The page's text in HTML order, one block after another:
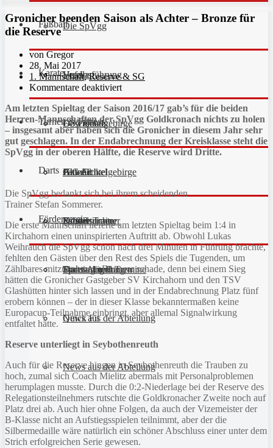
Die SpVgg
Vereinsführung
Geschichte
Fan-Artikel
Partner
Sportanlagen
Hefdla
Downloads
Galerie
Fußball
FC Fichtelgebirge
JFG Fichtelgebirge
Schiedsrichter
Karate
Aktuell
Unsere Trainer
Training und Termine
Turnen & Fitness
Kinderturnen
Fitness für Frauen
Quick Fit
News aus der Abteilung
Darts
Darts-Abteilung
News aus der Abteilung
Förderverein
Gronicher beenden Saison als Achter – Bronze für
die Reserve
von Gregor
28. Mai 2017
1. Mannschaft,Reserve & SG
Kommentare deaktiviert
Am letzten Spieltag der Saison 2016/17 gab’s für die beiden
Herren-Mannschaften der SpVgg Goldkronach nichts zu holen
– insgesamt aber haben sich die Gronicher in diesem Jahr sehr
gut geschlagen. In der Endabrechnung der Kreisklasse steht die
SpVgg in der oberen Hälfte, die Reserve wird Dritte.
Die SpVgg bedankt sich bei ihrem scheidenden
Trainer Stefan Sommerer.
Die erste Mannschaft lieferte am letzten Spieltag beim 1:4 in
Kirchahorn einen uninspirierten Auftritt ab. Obwohl Lukas
Weihrauch die SpVgg schon nach drei Minuten in Führung brachte,
fehlten den Gästen über den Rest des Spiels die Tugenden, um
Zählbares mitzunehmen. Das war schade, denn bei einem Sieg
hätten die Gronicher Gastgeber SV Kirchahorn und den TSV
Glashütten hinter sich lassen und in der Endabrechnung Platz fünf
erobern können – der in dieser Klasse bekanntermaßen keine
Europacup-Teilnahme einbringt, aber allemal Signalwirkung
entfaltet hätte.
Reserve unterliegt in Seybothenreuth
Auch für die Reserve hingen in Seybothenreuth die Trauben zu
hoch, zumal sich Coach Mielitz abermals mit Personalproblemen
herumplagen musste. Durch die 0:2-Niederlage bei der Reserve des
Relegationsteilnehmers rutschte die Goldkronacher Zweite noch auf
Platz drei ab. Auch hier ohne Folgen, da auch der Vizemeister der
B-Klasse nicht an Aufstiegsspielen teilnimmt, aber der die
Silbermedaille wäre natürlich ein schöner Abschluss einer unter dem
Strich erfolgreichen Serie gewesen.